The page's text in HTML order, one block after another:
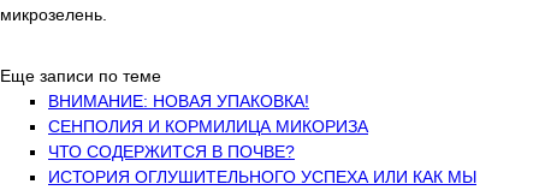
микрозелень.
Еще записи по теме
ВНИМАНИЕ: НОВАЯ УПАКОВКА!
СЕНПОЛИЯ И КОРМИЛИЦА МИКОРИЗА
ЧТО СОДЕРЖИТСЯ В ПОЧВЕ?
ИСТОРИЯ ОГЛУШИТЕЛЬНОГО УСПЕХА ИЛИ КАК МЫ